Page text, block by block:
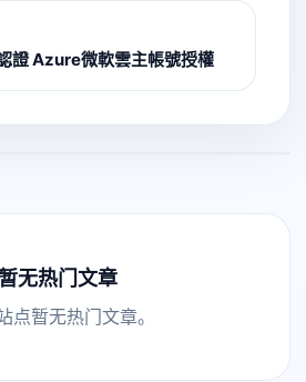
證 Azure微軟雲主帳號授權
暂无热门文章
点暂无热门文章。